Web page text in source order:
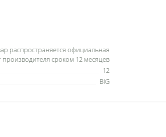
распространяется официальная
производителя сроком 12 месяцев
12
BIG